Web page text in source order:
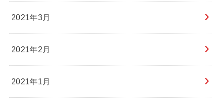
2021年3月
2021年2月
2021年1月